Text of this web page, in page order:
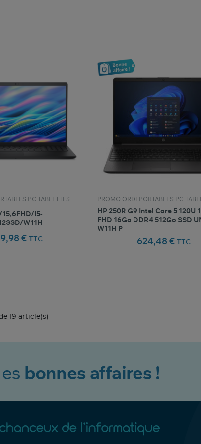
PC TABLETTES
15,6FHD/I5-
W11H
€ TTC
PROMO ORDI PORTABLES PC
HP 250R G9 Intel Core 5 120U
FHD 16Go DDR4 512Go SSD
W11H P
624,48 € TTC
19 article(s)
bonnes affaires !